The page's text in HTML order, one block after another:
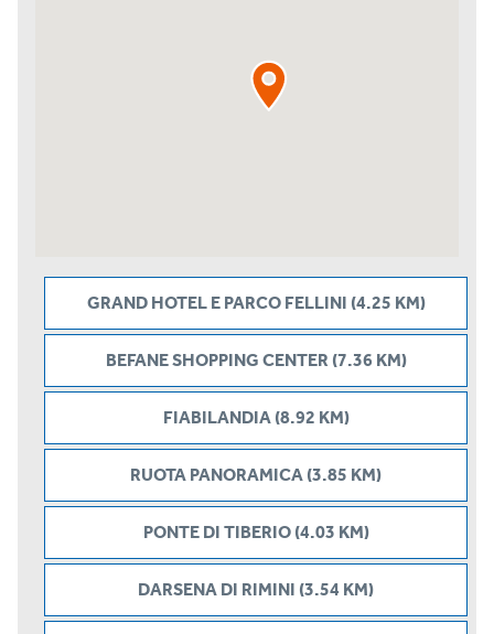
GRAND HOTEL E PARCO FELLINI (4.25 KM)
BEFANE SHOPPING CENTER (7.36 KM)
FIABILANDIA (8.92 KM)
RUOTA PANORAMICA (3.85 KM)
PONTE DI TIBERIO (4.03 KM)
DARSENA DI RIMINI (3.54 KM)